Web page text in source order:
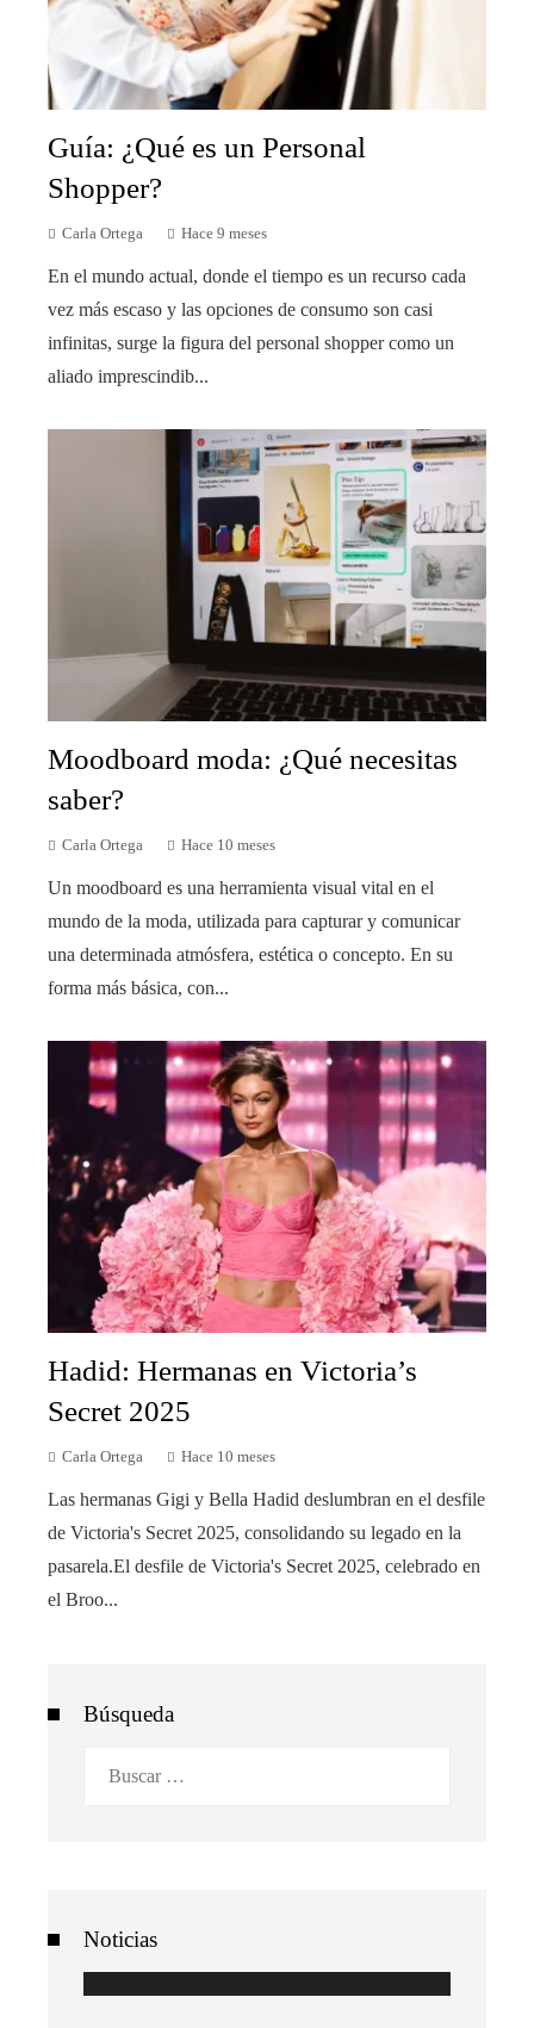
Guía: ¿Qué es un Personal
Shopper?
Carla Ortega Hace 9 meses
En el mundo actual, donde el tiempo es un recurso cada
vez más escaso y las opciones de consumo son casi
infinitas, surge la figura del personal shopper como un
aliado imprescindib...
Moodboard moda: ¿Qué necesitas
saber?
Carla Ortega Hace 10 meses
Un moodboard es una herramienta visual vital en el
mundo de la moda, utilizada para capturar y comunicar
una determinada atmósfera, estética o concepto. En su
forma más básica, con...
Hadid: Hermanas en Victoria’s
Secret 2025
Carla Ortega Hace 10 meses
Las hermanas Gigi y Bella Hadid deslumbran en el desfile
de Victoria's Secret 2025, consolidando su legado en la
pasarela.El desfile de Victoria's Secret 2025, celebrado en
el Broo...
Búsqueda
Noticias